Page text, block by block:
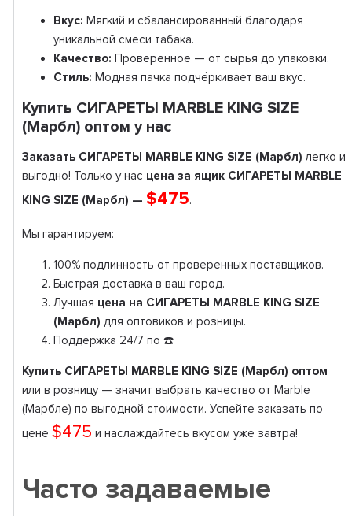
Вкус: Мягкий и сбалансированный благодаря
уникальной смеси табака.
Качество: Проверенное — от сырья до упаковки.
Стиль: Модная пачка подчёркивает ваш вкус.
Купить СИГАРЕТЫ MARBLE KING SIZE
(Марбл) оптом у нас
Заказать СИГАРЕТЫ MARBLE KING SIZE (Марбл) легко и
выгодно! Только у нас цена за ящик СИГАРЕТЫ MARBLE
KING SIZE (Марбл) — $475.
Мы гарантируем:
100% подлинность от проверенных поставщиков.
Быстрая доставка в ваш город.
Лучшая цена на СИГАРЕТЫ MARBLE KING SIZE
(Марбл) для оптовиков и розницы.
Поддержка 24/7 по ☎️
Купить СИГАРЕТЫ MARBLE KING SIZE (Марбл) оптом
или в розницу — значит выбрать качество от Marble
(Марбле) по выгодной стоимости. Успейте заказать по
цене $475 и наслаждайтесь вкусом уже завтра!
Часто задаваемые